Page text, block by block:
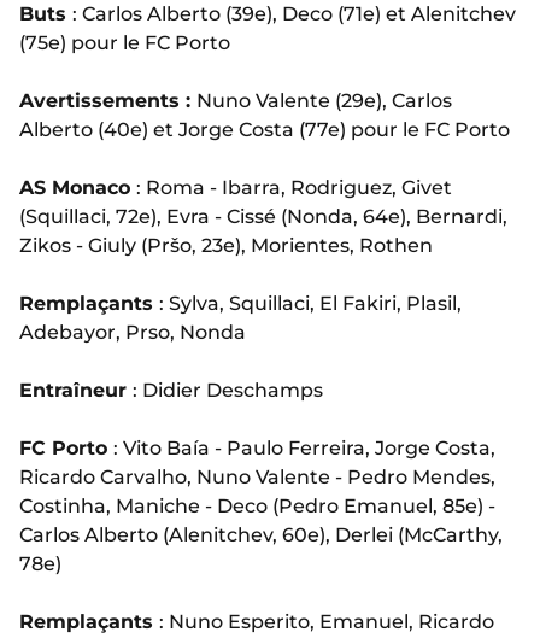
Buts : Carlos Alberto (39e), Deco (71e) et Alenitchev
(75e) pour le FC Porto
Avertissements : Nuno Valente (29e), Carlos
Alberto (40e) et Jorge Costa (77e) pour le FC Porto
AS Monaco : Roma - Ibarra, Rodriguez, Givet
(Squillaci, 72e), Evra - Cissé (Nonda, 64e), Bernardi,
Zikos - Giuly (Pršo, 23e), Morientes, Rothen
Remplaçants : Sylva, Squillaci, El Fakiri, Plasil,
Adebayor, Prso, Nonda
Entraîneur : Didier Deschamps
FC Porto : Vito Baía - Paulo Ferreira, Jorge Costa,
Ricardo Carvalho, Nuno Valente - Pedro Mendes,
Costinha, Maniche - Deco (Pedro Emanuel, 85e) -
Carlos Alberto (Alenitchev, 60e), Derlei (McCarthy,
78e)
Remplaçants : Nuno Esperito, Emanuel, Ricardo